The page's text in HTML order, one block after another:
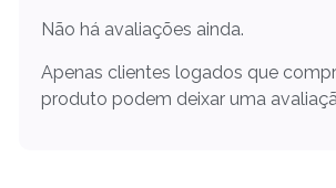
Não há avaliações ainda.
Apenas clientes logados que
produto podem deixar uma